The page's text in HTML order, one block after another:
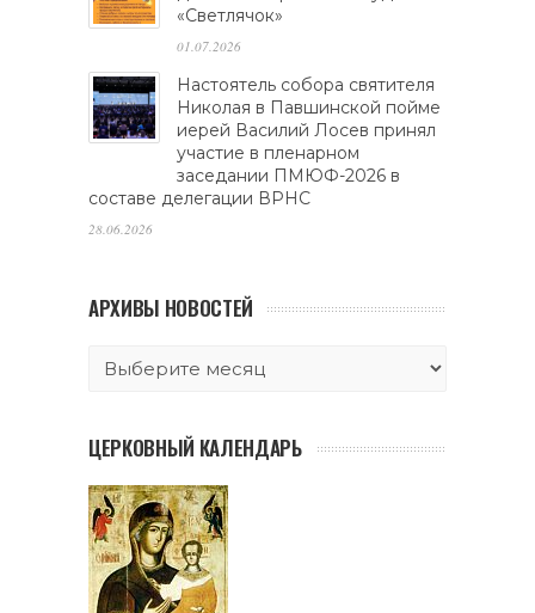
«Светлячок»
01.07.2026
Настоятель собора святителя
Николая в Павшинской пойме
иерей Василий Лосев принял
участие в пленарном
заседании ПМЮФ-2026 в
составе делегации ВРНС
28.06.2026
АРХИВЫ НОВОСТЕЙ
ЦЕРКОВНЫЙ КАЛЕНДАРЬ